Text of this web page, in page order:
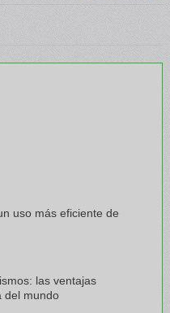
uso más eficiente de
las ventajas
del mundo